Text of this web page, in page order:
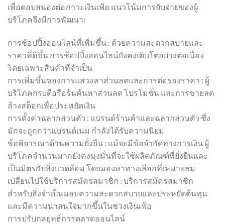
เพื่อตอบสนองต่อภาวะเงินเฟ้อ แนวโน้มการจับจ่ายของผู้
บริโภคจึงมีการพัฒนา:
การช้อปปิ้งออนไลน์ที่เพิ่มขึ้น : ด้วยความสะดวกสบายและ
ราคาที่ดีขึ้น การช้อปปิ้งออนไลน์ยังคงเติบโตอย่างต่อเนื่อง
โดยเฉพาะสินค้าที่จำเป็น
การเพิ่มขึ้นของการแสวงหาส่วนลดและการต่อรองราคา : ผู้
บริโภคกระตือรือร้นค้นหาส่วนลด โปรโมชั่น และการขายลด
ล้างสต็อกเพื่อประหยัดเงิน
การตั้งค่าฉลากส่วนตัว : แบรนด์ร้านค้าและฉลากส่วนตัว ซึ่ง
มักจะถูกกว่าแบรนด์เนม กำลังได้รับความนิยม
ข้อพิจารณาด้านความยั่งยืน : แม้จะมีข้อจำกัดทางการเงิน ผู้
บริโภคจำนวนมากยังคงมุ่งมั่นที่จะใช้ผลิตภัณฑ์ที่ยั่งยืนและ
เป็นมิตรกับสิ่งแวดล้อม โดยมองหาทางเลือกที่เหมาะสม
เปลี่ยนไปใช้บริการสมัครสมาชิก : บริการสมัครสมาชิก
สำหรับสิ่งจำเป็นมอบความสะดวกสบายและประหยัดต้นทุน
และมีความน่าสนใจมากขึ้นในช่วงเงินเฟ้อ
การปรับกลยุทธ์การตลาดออนไลน์